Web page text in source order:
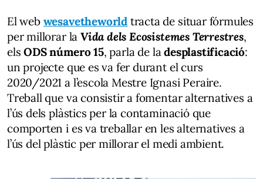
El web wesavetheworld tracta de situar fórmules
per millorar la Vida dels Ecosistemes Terrestres,
elsODS número 15, parla de ladesplastificació:
un projecte que es va fer durant el curs
2020/2021 a l’escola Mestre Ignasi Peraire.
Treball que va consistir a fomentar alternatives a
l’ús dels plàstics per la contaminació que
comporten i es va treballar en les alternatives a
l’ús del plàstic per millorar el medi ambient.